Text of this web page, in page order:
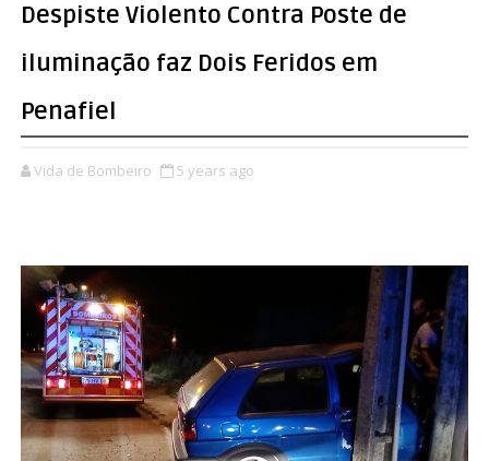
Despiste Violento Contra Poste de
iluminação faz Dois Feridos em
Penafiel
Vida de Bombeiro 5 years ago